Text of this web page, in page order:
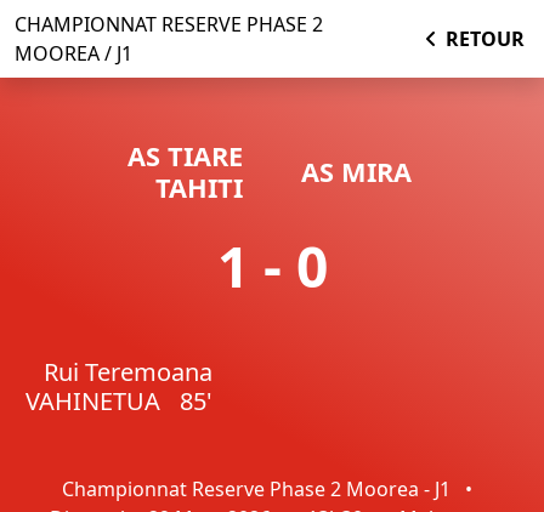
CHAMPIONNAT RESERVE PHASE 2
MOOREA / J1
RETOUR
AS TIARE
TAHITI
AS MIRA
1 - 0
Rui Teremoana
VAHINETUA
85'
Championnat Reserve Phase 2 Moorea - J1
•